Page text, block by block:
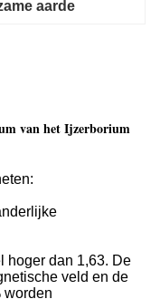
aarde
van het Ijzerborium
hoger dan 1,63. De
veld en de
worden